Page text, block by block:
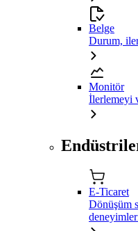
Belge
Durum,
Monitör
İlerlemeyi
E-Ticaret
Dönüşüm